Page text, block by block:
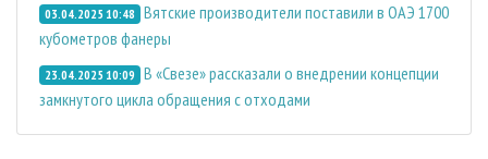
03.04.2025 10:48 Вятские производители поставили в ОАЭ 1700
кубометров фанеры
23.04.2025 10:09 В «Свезе» рассказали о внедрении концепции
замкнутого цикла обращения с отходами